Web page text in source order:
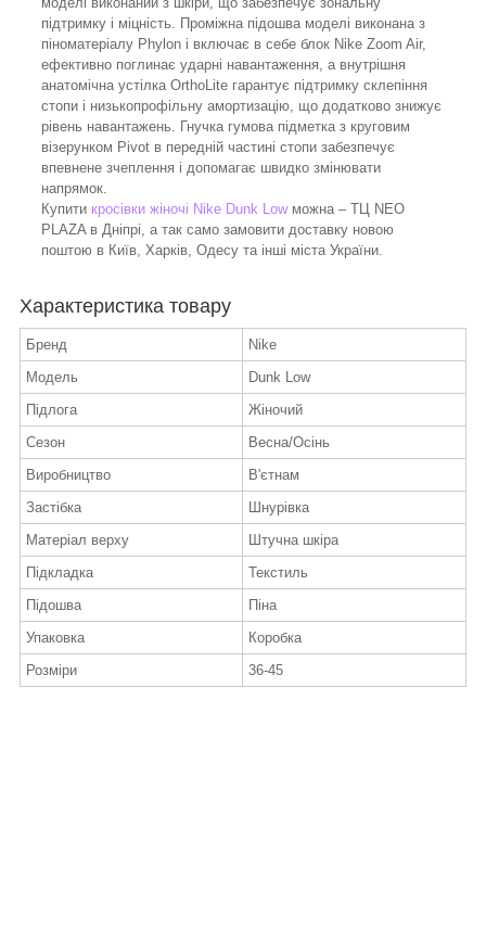
підтримку і міцність. Проміжна підошва моделі виконана з
піноматеріалу Phylon і включає в себе блок Nike Zoom Air,
ефективно поглинає ударні навантаження, а внутрішня
анатомічна устілка OrthoLite гарантує підтримку склепіння
стопи і низькопрофільну амортизацію, що додатково знижує
рівень навантажень. Гнучка гумова підметка з круговим
візерунком Pivot в передній частині стопи забезпечує
впевнене зчеплення і допомагає швидко змінювати
напрямок.
Купити кросівки жіночі Nike Dunk Lowможна – ТЦ NEO
PLAZA в Дніпрі, а так само замовити доставку новою
поштою в Київ, Харків, Одесу та інші міста України.
Характеристика товару
Бренд
Nike
Модель
Dunk Low
Підлога
Жіночий
Сезон
Весна/Осінь
Виробництво
В'єтнам
Застібка
Шнурівка
Матеріал верху
Штучна шкіра
Підкладка
Текстиль
Підошва
Піна
Упаковка
Коробка
Розміри
36-45